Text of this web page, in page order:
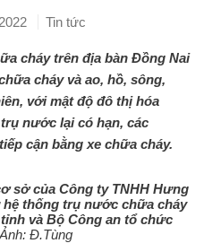
Tin tức
cháy trên địa bàn Đồng Nai
cháy và ao, hồ, sông,
với mật độ đô thị hóa
nước lại có hạn, các
cận bằng xe chữa cháy.
sở của Công ty TNHH Hưng
thống trụ nước chữa cháy
và Bộ Công an tổ chức
Ảnh: Đ.Tùng